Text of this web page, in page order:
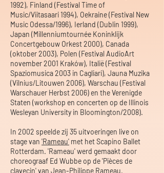
1992), Finland (Festival Time of
Music/Viitasaari 1994), Oekraine (Festival New
Music Odessa/1996), Ierland (Dublin 1999),
Japan (Millenniumtournée Koninklijk
Concertgebouw Orkest 2000), Canada
(oktober 2003), Polen (Festival AudioArt
november 2001 Kraków), Italië (Festival
Spaziomusica 2003 in Cagliari), Jauna Muzika
(Vilnius/Litouwen 2006), Warschau (Festival
Warschauer Herbst 2006) en the Verenigde
Staten (workshop en concerten op de Illinois
Wesleyan University in Bloomington/2008).
In 2002 speelde zij 35 uitvoeringen live on
stage van 'Rameau' met het Scapino Ballet
Rotterdam. 'Rameau' werd gemaakt door
choreograaf Ed Wubbe op de 'Pièces de
clavecin' van Jean-Philippe Rameau.